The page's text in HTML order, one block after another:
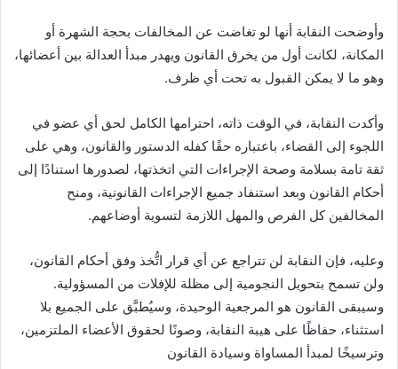
وأوضحت النقابة أنها لو تغاضت عن المخالفات بحجة الشهرة أو
المكانة، لكانت أول من يخرق القانون ويهدر مبدأ العدالة بين أعضائها،
وهو ما لا يمكن القبول به تحت أي ظرف.
وأكدت النقابة، في الوقت ذاته، احترامها الكامل لحق أي عضو في
اللجوء إلى القضاء، باعتباره حقًا كفله الدستور والقانون، وهي على
ثقة تامة بسلامة وصحة الإجراءات التي اتخذتها، لصدورها استنادًا إلى
أحكام القانون وبعد استنفاد جميع الإجراءات القانونية، ومنح
المخالفين كل الفرص والمهل اللازمة لتسوية أوضاعهم.
وعليه، فإن النقابة لن تتراجع عن أي قرار اتُّخذ وفق أحكام القانون،
ولن تسمح بتحويل النجومية إلى مظلة للإفلات من المسؤولية.
وسيبقى القانون هو المرجعية الوحيدة، وسيُطبَّق على الجميع بلا
استثناء، حفاظًا على هيبة النقابة، وصونًا لحقوق الأعضاء الملتزمين،
وترسيخًا لمبدأ المساواة وسيادة القانون